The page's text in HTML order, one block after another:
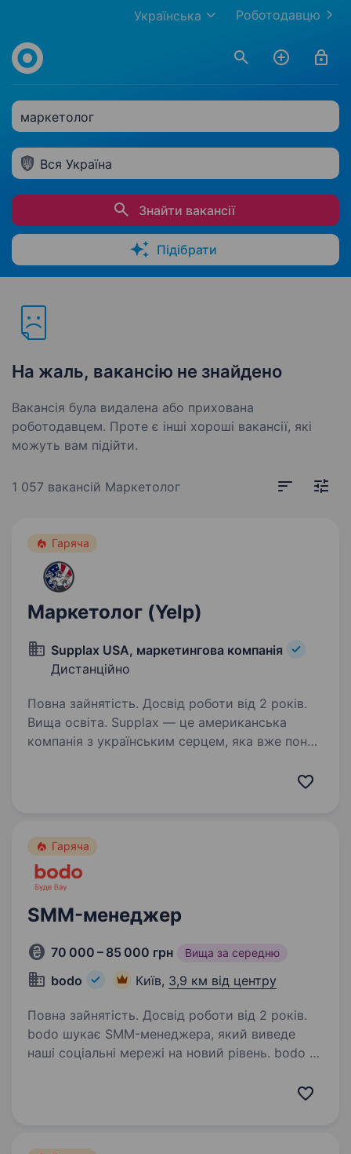
Роботодавцю
Українська
маркетолог
Вся Україна
Знайти вакансії
Підібрати
На жаль, вакансію не знайдено
Вакансія була видалена або прихована
роботодавцем. Проте є інші хороші вакансії, які
можуть вам підійти.
1 057 вакансій Маркетолог
Гаряча
Маркетолог (Yelp)
Supplax USA, маркетингова компанія
Дистанційно
Повна зайнятість. Досвід роботи від 2 років.
Вища освіта. Supplax — це американська
компанія з українським серцем, яка вже понад
Ми виконуємо роль віддаленого бек-офісу для
Гаряча
SMM-менеджер
70 000 – 85 000 грн Вища за середню
bodo Київ, 3,9 км від центру
Повна зайнятість. Досвід роботи від 2 років.
bodo шукає SMM-менеджера, який виведе
наші соціальні мережі на новий рівень. bodo —